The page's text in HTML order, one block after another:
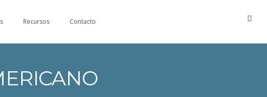
Recursos Contacto